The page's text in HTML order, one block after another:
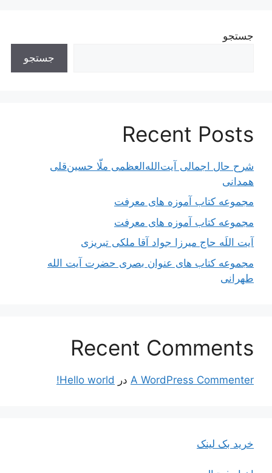
جستجو
جستجو
Recent Posts
شرح حال اجمالی آیت‌الله‌العظمی ملّا حسین‌قلی
همدانی
مجموعه کتاب آموزه های معرفت
مجموعه کتاب آموزه های معرفت
آیت اللَه حاج میرزا جواد آقا ملکی تبریزی
مجموعه کتاب های عنوان بصری حضرت آیت الله
طهرانی
Recent Comments
A WordPress Commenter در Hello world!
خرید بک لینک